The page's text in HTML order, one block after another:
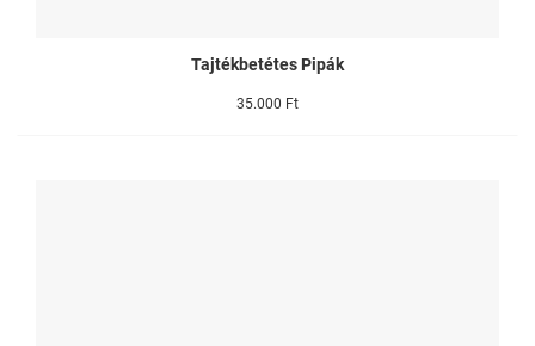
Tajtékbetétes Pipák
35.000 Ft